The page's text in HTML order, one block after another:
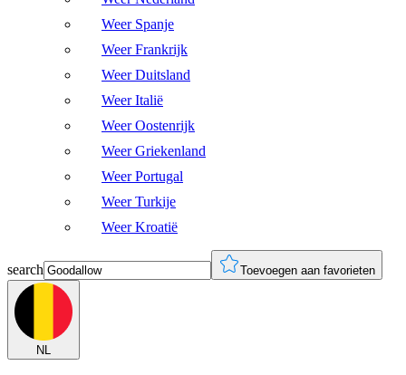
Weer Spanje
Weer Frankrijk
Weer Duitsland
Weer Italië
Weer Oostenrijk
Weer Griekenland
Weer Portugal
Weer Turkije
Weer Kroatië
search Toevoegen aan favorieten
NL